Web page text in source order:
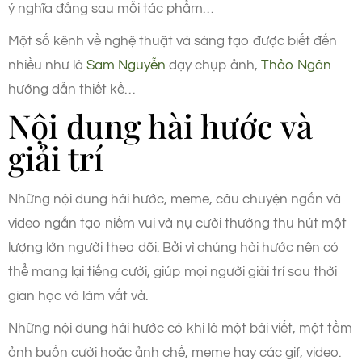
ý nghĩa đằng sau mỗi tác phẩm…
Một số kênh về nghệ thuật và sáng tạo được biết đến
nhiều như là Sam Nguyễn dạy chụp ảnh, Thảo Ngân
hướng dẫn thiết kế…
Nội dung hài hước và
giải trí
Những nội dung hài hước, meme, câu chuyện ngắn và
video ngắn tạo niềm vui và nụ cười thường thu hút một
lượng lớn người theo dõi. Bởi vì chúng hài hước nên có
thể mang lại tiếng cười, giúp mọi người giải trí sau thời
gian học và làm vất vả.
Những nội dung hài hước có khi là một bài viết, một tầm
ảnh buồn cười hoặc ảnh chế, meme hay các gif, video.